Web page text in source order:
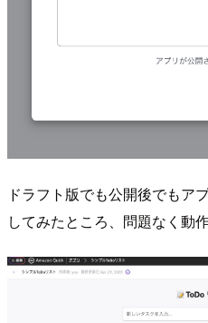
ドラフト版でも公開後でもア
してみたところ、問題なく動